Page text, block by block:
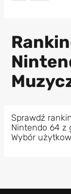
Sprawdź
Nintendo 64 z
Wybór